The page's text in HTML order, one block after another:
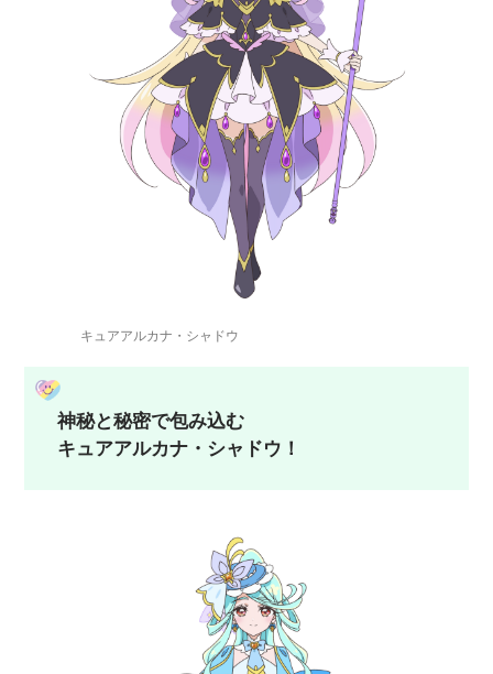
キュアアルカナ・シャドウ
神秘と秘密で包み込む
キュアアルカナ・シャドウ！